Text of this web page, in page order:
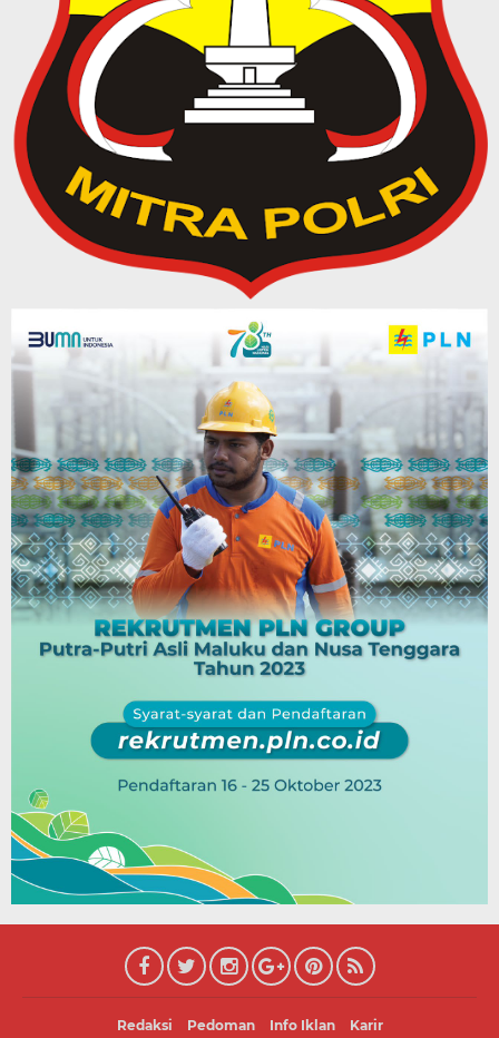
Redaksi Pedoman Info Iklan Karir